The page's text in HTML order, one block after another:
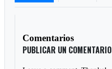
Comentarios
PUBLICAR UN COMENTARIO